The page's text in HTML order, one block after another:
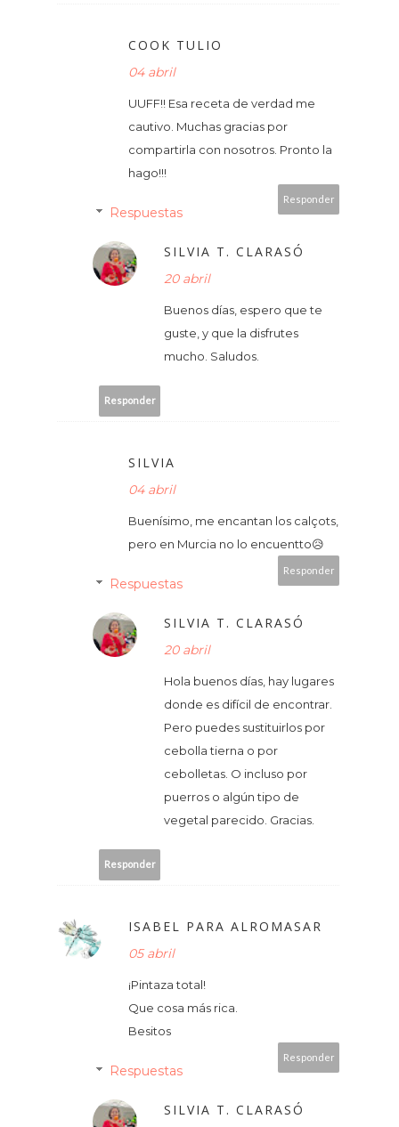
COOK TULIO
04 abril
UUFF!! Esa receta de verdad me
cautivo. Muchas gracias por
compartirla con nosotros. Pronto la
hago!!!
Responder
Respuestas
SILVIA T. CLARASÓ
20 abril
Buenos días, espero que te
guste, y que la disfrutes
mucho. Saludos.
Responder
SILVIA
04 abril
Buenísimo, me encantan los calçots,
pero en Murcia no lo encuentto😥
Responder
Respuestas
SILVIA T. CLARASÓ
20 abril
Hola buenos días, hay lugares
donde es difícil de encontrar.
Pero puedes sustituirlos por
cebolla tierna o por
cebolletas. O incluso por
puerros o algún tipo de
vegetal parecido. Gracias.
Responder
ISABEL PARA ALROMASAR
05 abril
¡Pintaza total!
Que cosa más rica.
Besitos
Responder
Respuestas
SILVIA T. CLARASÓ